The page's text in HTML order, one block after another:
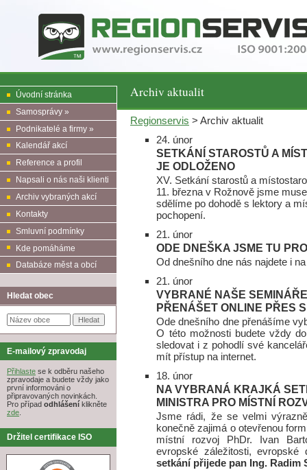
Archiv aktualit
Úvodní stránka
Samosprávy »
Podnikatelé a firmy »
Kalendář akcí
Reference a profil
Napsali o nás naši klienti
Archiv vybraných akcí
Kontakty
Smluvní podmínky
Kde pomáháme
Databáze měst a obcí
Hledat obec
E-mailový zpravodaj
Přihlaste se k odběru našeho
zpravodaje a budete vždy jako
první informováni o
připravovaných novinkách.
Pro případ odhlášení klikněte
zde.
Držitel certifikace ISO
Regionservis > Archiv aktualit
24. únor
SETKÁNÍ STAROSTŮ A
JE ODLOŽENO
XV. Setkání starostů a
11. března v Rožnově jsme
sdělíme po dohodě s lektory a
pochopení.
21. únor
ODE DNEŠKA JSME TU
Od dnešního dne nás najdete i
21. únor
VYBRANÉ NAŠE
PŘENÁŠET ONLINE PŘES
Ode dnešního dne přenášíme
O této možnosti budete vždy
sledovat i z pohodlí své
mít přístup na internet.
18. únor
NA VYBRANÁ KRAJKÁ
MINISTRA PRO MÍSTNÍ
Jsme rádi, že se velmi
konečně zajimá o otevřenou
místní rozvoj PhDr. Ivan
evropské záležitosti,
setkání přijede pan Ing. Radim